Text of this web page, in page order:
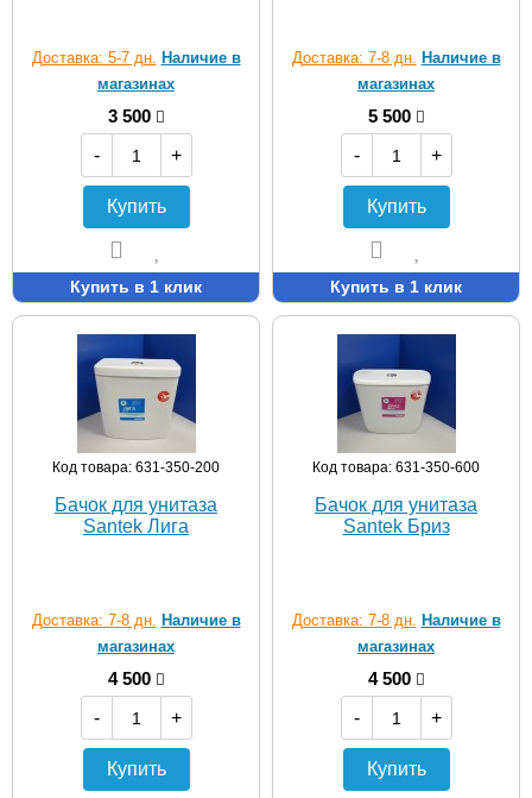
Доставка: 5-7 дн. Наличие в
магазинах
3 500
-
+
Купить
Купить в 1 клик
Доставка: 7-8 дн. Наличие в
магазинах
5 500
-
+
Купить
Купить в 1 клик
Код товара: 631-350-200
Бачок для унитаза
Santek Лига
Доставка: 7-8 дн. Наличие в
магазинах
4 500
-
+
Купить
Код товара: 631-350-600
Бачок для унитаза
Santek Бриз
Доставка: 7-8 дн. Наличие в
магазинах
4 500
-
+
Купить